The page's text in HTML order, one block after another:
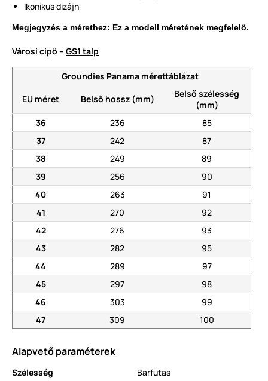
Ikonikus dizájn
Megjegyzés a mérethez: Ez a modell méretének megfelelő.
Városi cipő – GS1 talp
Groundies Panama mérettáblázat
EU méret
Belső hossz (mm)
Belső szélesség
(mm)
36
236
85
37
242
87
38
249
89
39
256
90
40
263
91
41
270
92
42
276
93
43
282
95
44
289
97
45
297
98
46
303
99
47
309 100
Alapvető paraméterek
Szélesség Barfutas